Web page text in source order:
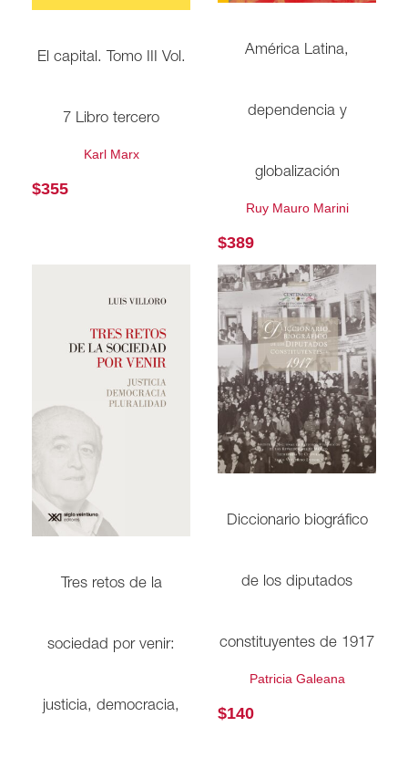
El capital. Tomo III Vol.
7 Libro tercero
Karl Marx
$355
América Latina,
dependencia y
globalización
Ruy Mauro Marini
$389
Tres retos de la
sociedad por venir:
justicia, democracia,
Diccionario biográfico
de los diputados
constituyentes de 1917
Patricia Galeana
$140